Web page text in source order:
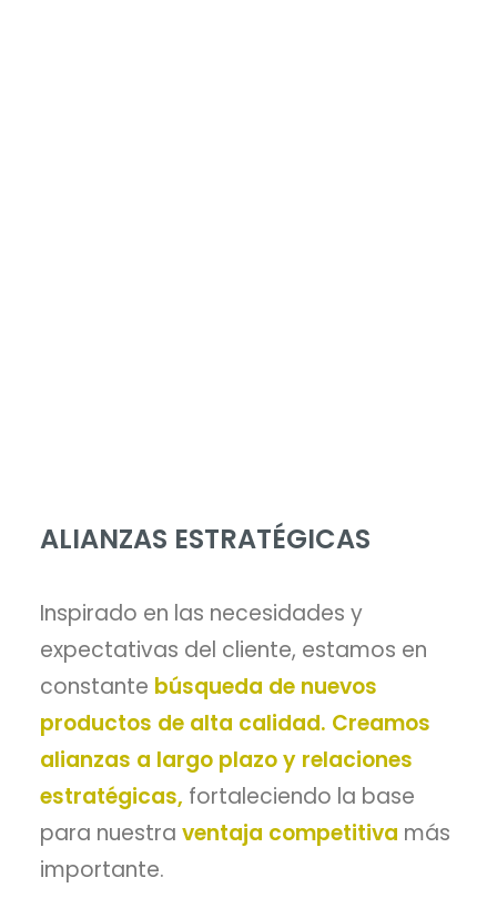
ALIANZAS ESTRATÉGICAS
Inspirado en las necesidades y
expectativas del cliente, estamos en
constante búsqueda de nuevos
productos de alta calidad. Creamos
alianzas a largo plazo y relaciones
estratégicas, fortaleciendo la base
para nuestra ventaja competitiva más
importante.